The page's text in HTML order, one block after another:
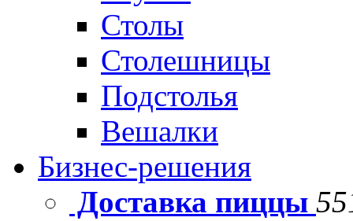
Столы
Столешницы
Подстолья
Вешалки
Бизнес-решения
Доставка пиццы